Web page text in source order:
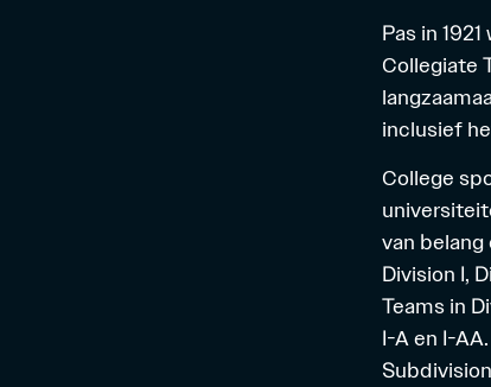
Pas in
Collegiate
inclusief
College
van
Division I,
Teams in
I-A en I-